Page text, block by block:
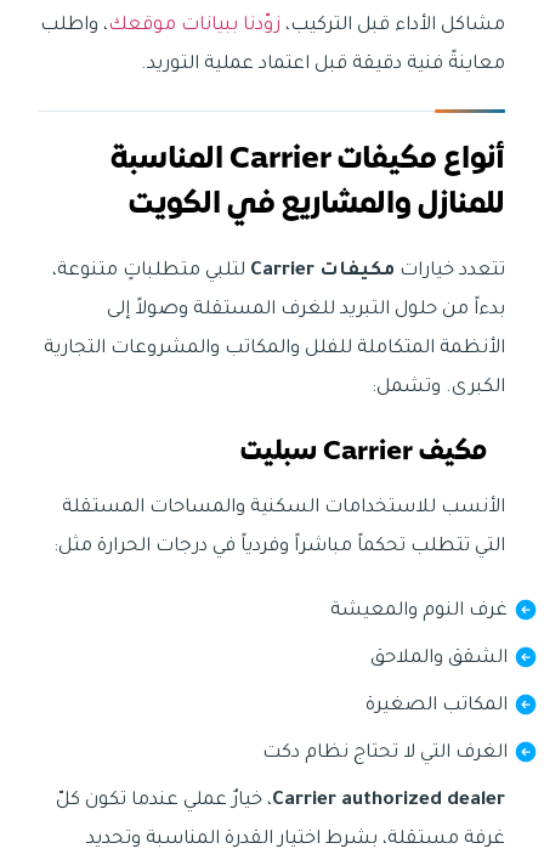
مشاكل الأداء قبل التركيب، زوّدنا ببيانات موقعك، واطلب
معاينةً فنية دقيقة قبل اعتماد عملية التوريد.
أنواع مكيفات Carrier المناسبة
للمنازل والمشاريع في الكويت
تتعدد خيارات مكيفات Carrier
لتلبي متطلباتٍ متنوعة،
بدءاً من حلول التبريد للغرف المستقلة وصولاً إلى
الأنظمة المتكاملة للفلل والمكاتب والمشروعات التجارية
الكبرى. وتشمل:
مكيف Carrier سبليت
الأنسب للاستخدامات السكنية والمساحات المستقلة
التي تتطلب تحكماً مباشراً وفردياً في درجات الحرارة مثل:
غرف النوم والمعيشة
الشقق والملاحق
المكاتب الصغيرة
الغرف التي لا تحتاج نظام دكت
Carrier authorized dealer، خيارٌ عملي عندما تكون كلّ
غرفة مستقلة، بشرط اختيار القدرة المناسبة وتحديد